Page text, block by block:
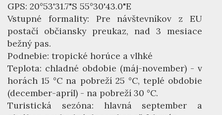
GPS: 20°53'31.7"S 55°30'43.0"E
Vstupné formality: Pre návštevníkov z EU
postačí občiansky preukaz, nad 3 mesiace
bežný pas.
Podnebie: tropické horúce a vlhké
Teplota: chladné obdobie (máj-november) - v
horách 15 °C na pobreží 25 °C, teplé obdobie
(december-apríl) - na pobreží 30 °C.
Turistická sezóna: hlavná september a